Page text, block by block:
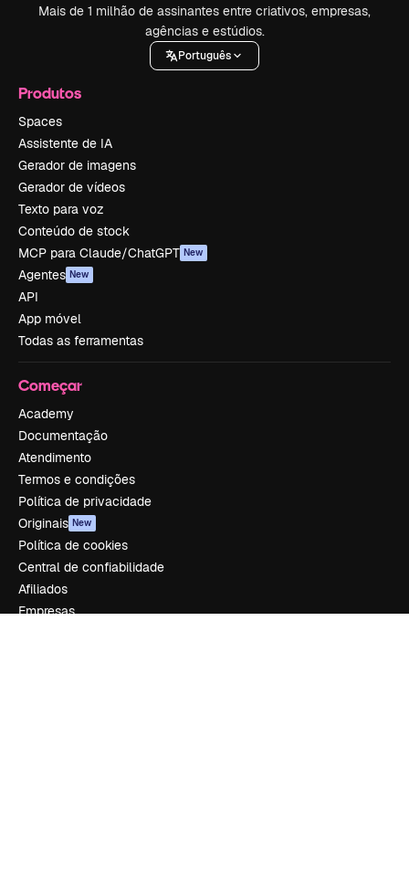
Mais de 1 milhão de assinantes entre criativos, empresas,
agências e estúdios.
Português
Produtos
Spaces
Assistente de IA
Gerador de imagens
Gerador de vídeos
Texto para voz
Conteúdo de stock
MCP para Claude/ChatGPT New
Agentes New
API
App móvel
Todas as ferramentas
Começar
Academy
Documentação
Atendimento
Termos e condições
Política de privacidade
Originais New
Política de cookies
Central de confiabilidade
Afiliados
Empresas